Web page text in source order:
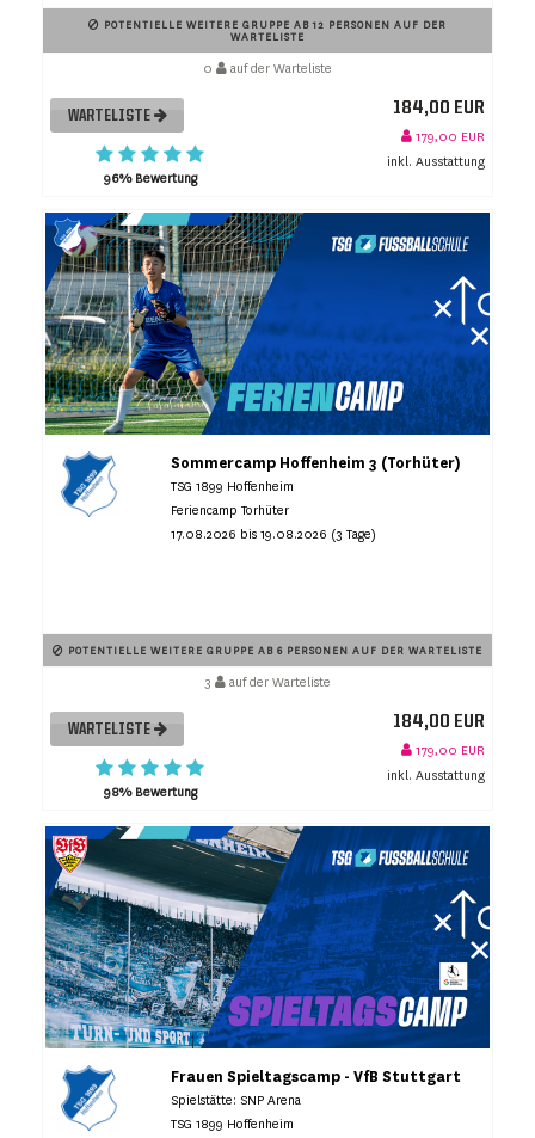
POTENTIELLE WEITERE GRUPPE AB 12 PERSONEN AUF DER
WARTELISTE
0 auf der Warteliste
WARTELISTE
96% Bewertung
184,00 EUR
179,00 EUR
inkl. Ausstattung
Sommercamp Hoffenheim 3 (Torhüter)
TSG 1899 Hoffenheim
Feriencamp Torhüter
17.08.2026 bis 19.08.2026 (3 Tage)
POTENTIELLE WEITERE GRUPPE AB 6 PERSONEN AUF DER WARTELISTE
3 auf der Warteliste
WARTELISTE
98% Bewertung
184,00 EUR
179,00 EUR
inkl. Ausstattung
Frauen Spieltagscamp - VfB Stuttgart
Spielstätte: SNP Arena
TSG 1899 Hoffenheim